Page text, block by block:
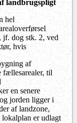
landbrugspligt
hel
jf. dog stk. 2, ved
hvis
af
fællesarealer, til
en senere
jorden ligger i
af landzone,
lokalplan er udlagt